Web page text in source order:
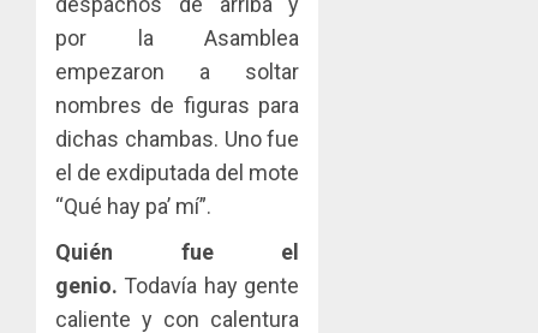
por la Asamblea
empezaron a soltar
nombres de figuras para
dichas chambas. Uno fue
el de exdiputada del mote
“Qué hay pa’ mí”.
Quién fue el
genio. Todavía hay gente
caliente y con calentura